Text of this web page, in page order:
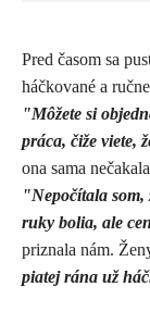
​Pred časom sa
háčkované a
"Môžete si
práca, čiže viete,
ona sama
"Nepočítala som,
ruky bolia, ale
priznala nám.
piatej rána už